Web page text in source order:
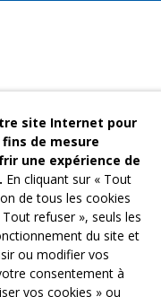
site Internet pour
de mesure
une expérience de
En cliquant sur « Tout
de tous les cookies
refuser », seuls les
du site et
ou modifier vos
consentement à
vos cookies » ou